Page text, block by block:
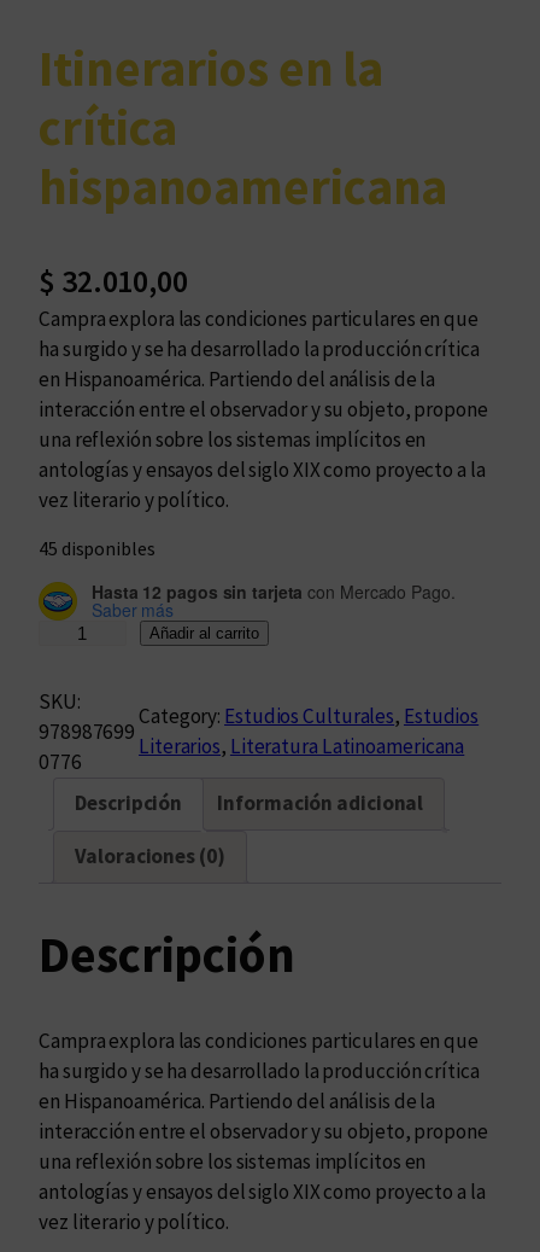
Itinerarios en la
crítica
hispanoamericana
$ 32.010,00
Campra explora las condiciones particulares en que
ha surgido y se ha desarrollado la producción crítica
en Hispanoamérica. Partiendo del análisis de la
interacción entre el observador y su objeto, propone
una reflexión sobre los sistemas implícitos en
antologías y ensayos del siglo XIX como proyecto a la
vez literario y político.
45 disponibles
Hasta 12 pagos sin tarjeta con Mercado Pago.
Saber más
i
n
e
s
e
a
c
r
í
t
i
c
Añadir al carrito
SKU:
978987699
0776
Category: Estudios Culturales, Estudios
Literarios, Literatura Latinoamericana
Descripción Información adicional
Valoraciones (0)
Descripción
Campra explora las condiciones particulares en que
ha surgido y se ha desarrollado la producción crítica
en Hispanoamérica. Partiendo del análisis de la
interacción entre el observador y su objeto, propone
una reflexión sobre los sistemas implícitos en
antologías y ensayos del siglo XIX como proyecto a la
vez literario y político.